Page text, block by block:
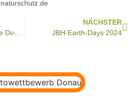
NÄCHSTER
JBH-Earth-Days 2024